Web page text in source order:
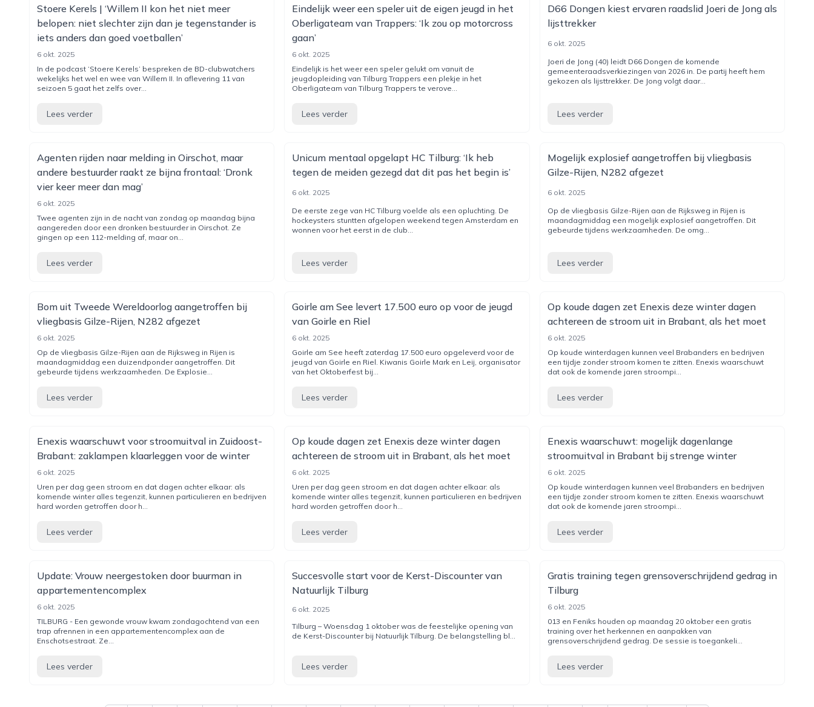
Stoere Kerels | ‘Willem II kon het niet meer
belopen: niet slechter zijn dan je tegenstander is
iets anders dan goed voetballen’
6 okt. 2025
In de podcast ‘Stoere Kerels’ bespreken de BD-clubwatchers
wekelijks het wel en wee van Willem II. In aflevering 11 van
seizoen 5 gaat het zelfs over...
Lees verder
Eindelijk weer een speler uit de eigen jeugd in het
Oberligateam van Trappers: ‘Ik zou op motorcross
gaan’
6 okt. 2025
Eindelijk is het weer een speler gelukt om vanuit de
jeugdopleiding van Tilburg Trappers een plekje in het
Oberligateam van Tilburg Trappers te verove...
Lees verder
D66 Dongen kiest ervaren raadslid Joeri de Jong als
lijsttrekker
6 okt. 2025
Joeri de Jong (40) leidt D66 Dongen de komende
gemeenteraadsverkiezingen van 2026 in. De partij heeft hem
gekozen als lijsttrekker. De Jong volgt daar...
Lees verder
Agenten rijden naar melding in Oirschot, maar
andere bestuurder raakt ze bijna frontaal: ‘Dronk
vier keer meer dan mag’
6 okt. 2025
Twee agenten zijn in de nacht van zondag op maandag bijna
aangereden door een dronken bestuurder in Oirschot. Ze
gingen op een 112-melding af, maar on...
Lees verder
Unicum mentaal opgelapt HC Tilburg: ‘Ik heb
tegen de meiden gezegd dat dit pas het begin is’
6 okt. 2025
De eerste zege van HC Tilburg voelde als een opluchting. De
hockeysters stuntten afgelopen weekend tegen Amsterdam en
wonnen voor het eerst in de club...
Lees verder
Mogelijk explosief aangetroffen bij vliegbasis
Gilze-Rijen, N282 afgezet
6 okt. 2025
Op de vliegbasis Gilze-Rijen aan de Rijksweg in Rijen is
maandagmiddag een mogelijk explosief aangetroffen. Dit
gebeurde tijdens werkzaamheden. De omg...
Lees verder
Bom uit Tweede Wereldoor­log aangetrof­fen bij
vliegbasis Gil­ze-Rij­en, N282 afgezet
6 okt. 2025
Op de vliegbasis Gilze-Rijen aan de Rijksweg in Rijen is
maandagmiddag een duizendponder aangetroffen. Dit
gebeurde tijdens werkzaamheden. De Explosie...
Lees verder
Goirle am See levert 17.500 euro op voor de jeugd
van Goirle en Riel
6 okt. 2025
Goirle am See heeft zaterdag 17.500 euro opgeleverd voor de
jeugd van Goirle en Riel. Kiwanis Goirle Mark en Leij, organisator
van het Oktoberfest bij...
Lees verder
Op koude dagen zet Enexis deze winter dagen
achtereen de stroom uit in Brabant, als het moet
6 okt. 2025
Op koude winterdagen kunnen veel Brabanders en bedrijven
een tijdje zonder stroom komen te zitten. Enexis waarschuwt
dat ook de komende jaren stroompi...
Lees verder
Enexis waarschuwt voor stroomuitval in Zuidoost-
Brabant: zaklampen klaarleggen voor de winter
6 okt. 2025
Uren per dag geen stroom en dat dagen achter elkaar: als
komende winter alles tegenzit, kunnen particulieren en bedrijven
hard worden getroffen door h...
Lees verder
Op koude dagen zet Enexis deze winter dagen
achtereen de stroom uit in Brabant, als het moet
6 okt. 2025
Uren per dag geen stroom en dat dagen achter elkaar: als
komende winter alles tegenzit, kunnen particulieren en bedrijven
hard worden getroffen door h...
Lees verder
Enexis waarschuwt: mogelijk dagenlange
stroomuitval in Brabant bij strenge winter
6 okt. 2025
Op koude winterdagen kunnen veel Brabanders en bedrijven
een tijdje zonder stroom komen te zitten. Enexis waarschuwt
dat ook de komende jaren stroompi...
Lees verder
Update: Vrouw neergestoken door buurman in
appartementencomplex
6 okt. 2025
TILBURG - Een gewonde vrouw kwam zondagochtend van een
trap afrennen in een appartementencomplex aan de
Enschotsestraat. Ze...
Lees verder
Succesvolle start voor de Kerst-Discounter van
Natuurlijk Tilburg
6 okt. 2025
Tilburg – Woensdag 1 oktober was de feestelijke opening van
de Kerst-Discounter bij Natuurlijk Tilburg. De belangstelling bl...
Lees verder
Gratis training tegen grensoverschrijdend gedrag in
Tilburg
6 okt. 2025
013 en Feniks houden op maandag 20 oktober een gratis
training over het herkennen en aanpakken van
grensoverschrijdend gedrag. De sessie is toegankeli...
Lees verder